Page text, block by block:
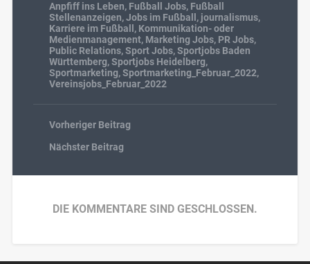
Anpfiff ins Leben, Fußball Jobs, Fußball
Stellenanzeigen,Jobs im Fußball , journalismus,
Karriere im Fußball , Kommunikation- oder
Medienmanagement, Marketing Jobs, PR Jobs,
Public Relations,Sport Jobs,Sportjobs Baden
Württemberg,Sportjobs Heidelberg,
Sportmarketing,Sportmarketing_Februar_2022,
Vereinsjobs_Februar_2022
Vorheriger Beitrag
Nächster Beitrag
DIE KOMMENTARE SIND GESCHLOSSEN.